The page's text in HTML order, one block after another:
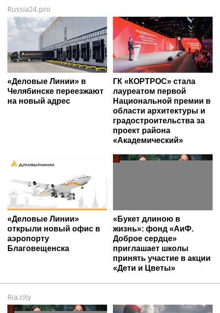
Russia24.pro
«Деловые Линии» в
Челябинске переезжают
на новый адрес
ГК «КОРТРОС» стала
лауреатом первой
Национальной премии в
области архитектуры и
градостроительства за
проект района
«Академический»
«Деловые Линии»
открыли новый офис в
аэропорту
Благовещенска
«Букет длиною в
жизнь»: фонд «АиФ.
Доброе сердце»
приглашает школы
принять участие в акции
«Дети и Цветы»
Ria.city